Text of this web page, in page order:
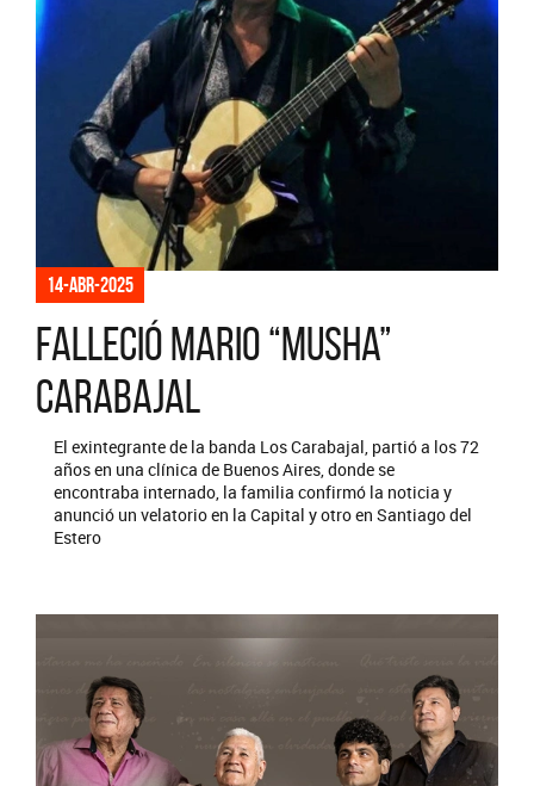
14-abr-2025
Falleció Mario “Musha”
Carabajal
El exintegrante de la banda Los Carabajal, partió a los 72
años en una clínica de Buenos Aires, donde se
encontraba internado, la familia confirmó la noticia y
anunció un velatorio en la Capital y otro en Santiago del
Estero